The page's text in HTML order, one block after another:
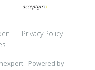
Privacy Policy
- Powered by